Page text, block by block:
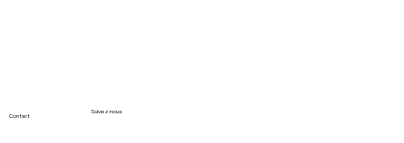
Contact
Suivez-nous